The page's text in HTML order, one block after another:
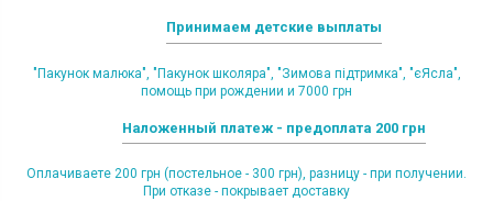
Принимаем детские выплаты
"Пакунок малюка", "Пакунок школяра", "Зимова підтримка", "єЯсла",
помощь при рождении и 7000 грн
Наложенный платеж - предоплата 200 грн
Оплачиваете 200 грн (постельное - 300 грн), разницу - при получении.
При отказе - покрывает доставку